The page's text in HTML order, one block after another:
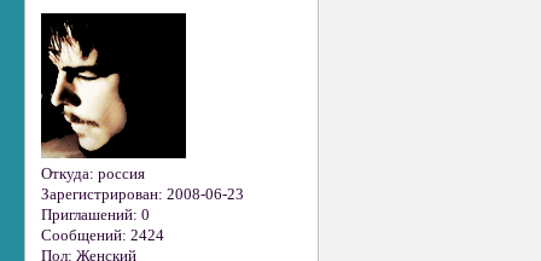
Откуда: россия
Зарегистрирован: 2008-06-23
Приглашений: 0
Сообщений: 2424
Пол: Женский